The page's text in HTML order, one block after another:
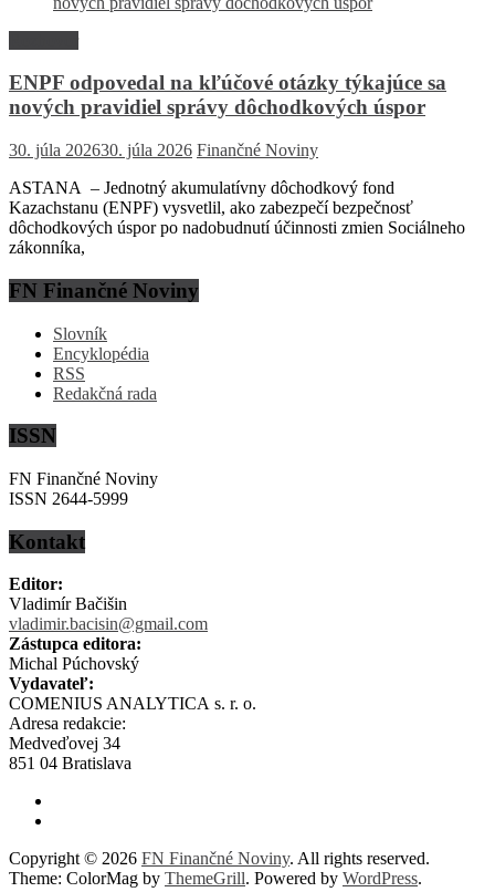
ENPF odpovedal na kľúčové otázky týkajúce sa
nových pravidiel správy dôchodkových úspor
30. júla 202630. júla 2026 Finančné Noviny
ASTANA – Jednotný akumulatívny dôchodkový fond
Kazachstanu (ENPF) vysvetlil, ako zabezpečí bezpečnosť
dôchodkových úspor po nadobudnutí účinnosti zmien Sociálneho
zákonníka,
FN Finančné Noviny
Slovník
Encyklopédia
RSS
Redakčná rada
ISSN
FN Finančné Noviny
ISSN 2644-5999
Kontakt
Editor:
Vladimír Bačišin
vladimir.bacisin@gmail.com
Zástupca editora:
Michal Púchovský
Vydavateľ:
COMENIUS ANALYTICA s. r. o.
Adresa redakcie:
Medveďovej 34
851 04 Bratislava
Copyright © 2026 FN Finančné Noviny. All rights reserved.
Theme: ColorMag by ThemeGrill. Powered by WordPress.